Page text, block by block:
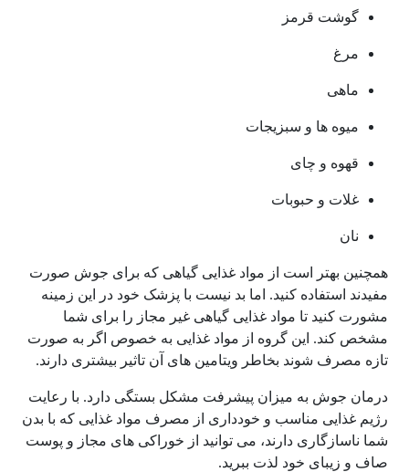
گوشت قرمز
مرغ
ماهی
میوه ها و سبزیجات
قهوه و چای
غلات و حبوبات
نان
همچنین بهتر است از مواد غذایی گیاهی که برای جوش صورت
مفیدند استفاده کنید. اما بد نیست با پزشک خود در این زمینه
مشورت کنید تا مواد غذایی گیاهی غیر مجاز را برای شما
مشخص کند. این گروه از مواد غذایی به خصوص اگر به صورت
تازه مصرف شوند بخاطر ویتامین های آن تاثیر بیشتری دارند.
درمان جوش به میزان پیشرفت مشکل بستگی دارد. با رعایت
رژیم غذایی مناسب و خودداری از مصرف مواد غذایی که با بدن
شما ناسازگاری دارند، می توانید از خوراکی های مجاز و پوست
صاف و زیبای خود لذت ببرید.